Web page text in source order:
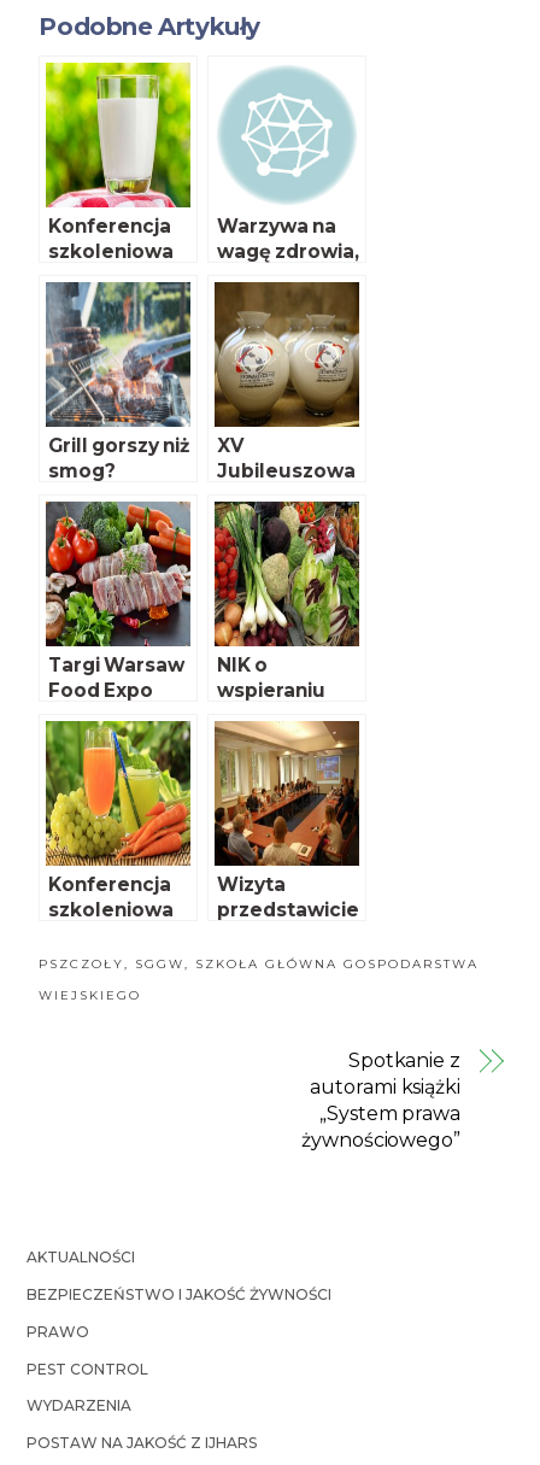
Podobne Artykuły
Konferencja
szkoleniowa
IŻŻ – 31 maja
Warzywa na
wagę zdrowia,
zwłaszcza dla
Grill gorszy niż
smog?
XV
Jubileuszowa
Konferencja
Programowa
Stowarzyszeni
a
Eksporterów
Polskich
Targi Warsaw
Food Expo
2017
NIK o
wspieraniu
rozwoju
rolnictwa
ekologiczneg
o
Konferencja
szkoleniowa
czerwca
Wizyta
przedstawicie
PIWet-PIB
PSZCZOŁY, SGGW, SZKOŁA GŁÓWNA GOSPODARSTWA
WIEJSKIEGO
Spotkanie z
autorami książki
„System prawa
żywnościowego”
AKTUALNOŚCI
BEZPIECZEŃSTWO I JAKOŚĆ ŻYWNOŚCI
PRAWO
PEST CONTROL
WYDARZENIA
POSTAW NA JAKOŚĆ Z IJHARS